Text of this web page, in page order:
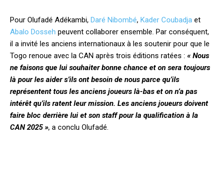
Pour Olufadé Adékambi, Daré Nibombé, Kader Coubadja et
Abalo Dosseh peuvent collaborer ensemble. Par conséquent,
il a invité les anciens internationaux à les soutenir pour que le
Togo renoue avec la CAN après trois éditions ratées : « Nous
ne faisons que lui souhaiter bonne chance et on sera toujours
là pour les aider s’ils ont besoin de nous parce qu’ils
représentent tous les anciens joueurs là-bas et on n’a pas
intérêt qu’ils ratent leur mission. Les anciens joueurs doivent
faire bloc derrière lui et son staff pour la qualification à la
CAN 2025 », a conclu Olufadé.